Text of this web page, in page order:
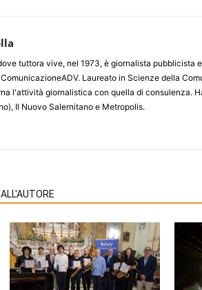
tuttora vive, nel 1973, è giornalista pubblicista
Laureato in Scienze della
l'attività giornalistica con quella di consulenza.
Il Nuovo Salernitano e Metropolis.